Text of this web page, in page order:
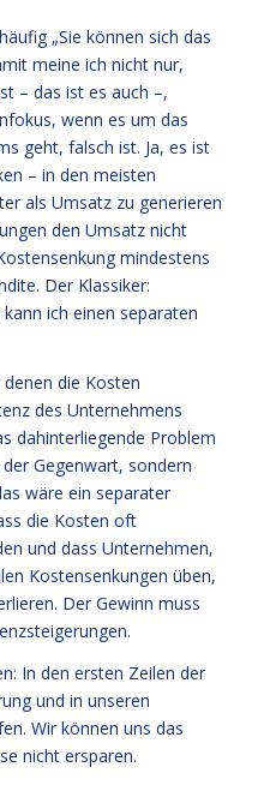
„Sie können sich das
meine ich nicht nur,
– das ist es auch –,
wenn es um das
geht, falsch ist. Ja, es ist
– in den meisten
als Umsatz zu generieren
den Umsatz nicht
mindestens
Der Klassiker:
ich einen separaten
die Kosten
des Unternehmens
dahinterliegende Problem
Gegenwart, sondern
wäre ein separater
die Kosten oft
und dass Unternehmen,
Kostensenkungen üben,
Der Gewinn muss
In den ersten Zeilen der
und in unseren
Wir können uns das
nicht ersparen.